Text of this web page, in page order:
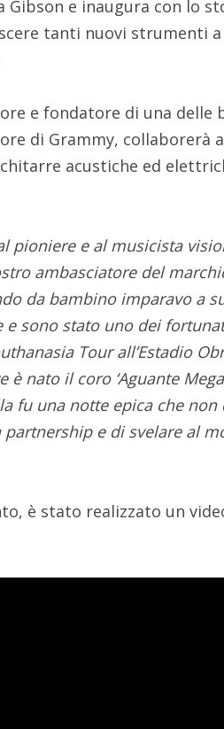
e inaugura con lo
tanti nuovi strumenti a
e fondatore di una delle
di Grammy, collaborerà
acustiche ed
pioniere e al musicista
ambasciatore del
da bambino imparavo a
sono stato uno dei
Tour all’Estadio
nato il coro ‘Aguante
fu una notte epica che
partnership e di svelare al
è stato realizzato un